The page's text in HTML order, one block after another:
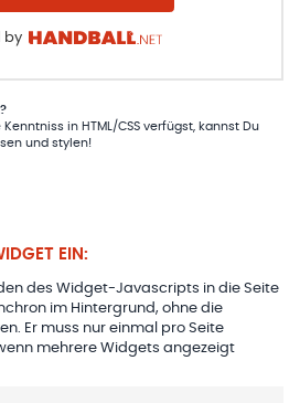
by
in HTML/CSS verfügst, kannst Du
und stylen!
EIN:
des Widget-Javascripts in die Seite
im Hintergrund, ohne die
Er muss nur einmal pro Seite
mehrere Widgets angezeigt